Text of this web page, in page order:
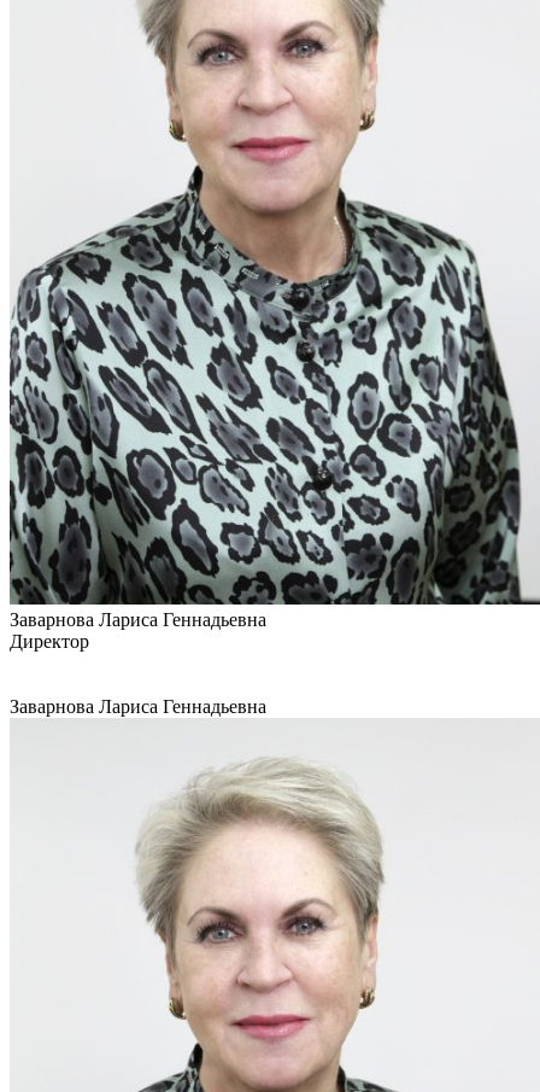
Заварнова Лариса Геннадьевна
Директор
Заварнова Лариса Геннадьевна